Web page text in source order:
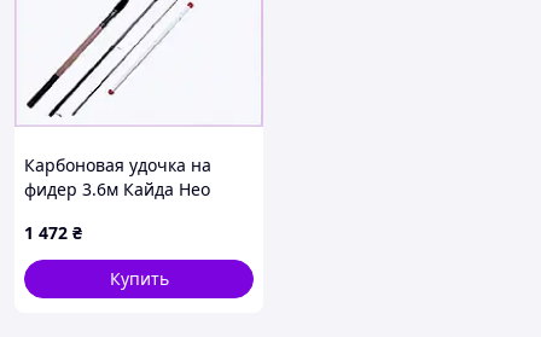
Карбоновая удочка на
фидер 3.6м Кайда Нео
1 472 ₴
Купить